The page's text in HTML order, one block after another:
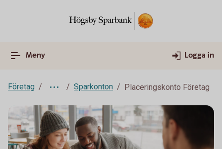
Meny Logga in
Företag Sparkonton Placeringskonto Företag